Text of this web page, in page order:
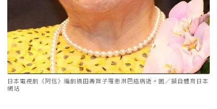
日本電視劇《阿信》編劇橋田壽賀子罹患淋巴癌病逝。圖／擷自體育日本
網站